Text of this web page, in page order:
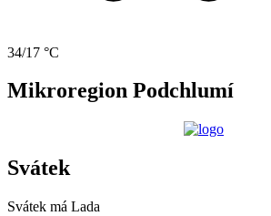
34/17 °C
Mikroregion Podchlumí
Svátek
Svátek má Lada